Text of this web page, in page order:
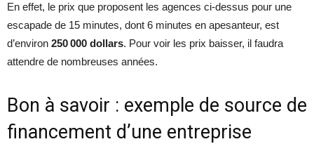
En effet, le prix que proposent les agences ci-dessus pour une
escapade de 15 minutes, dont 6 minutes en apesanteur, est
d’environ 250 000 dollars. Pour voir les prix baisser, il faudra
attendre de nombreuses années.
Bon à savoir : exemple de source de
financement d’une entreprise